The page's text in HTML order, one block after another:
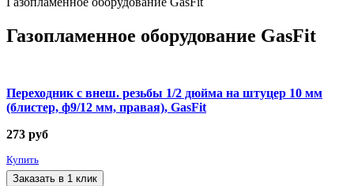
Газопламенное оборудование GasFit
Переходник с внеш. резьбы 1/2 дюйма на штуцер 10 мм
(блистер, ф9/12 мм, правая), GasFit
273 руб
Купить
Заказать в 1 клик